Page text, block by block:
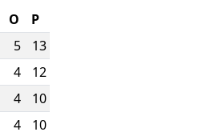
O P
5 13
4 12
4 10
4 10